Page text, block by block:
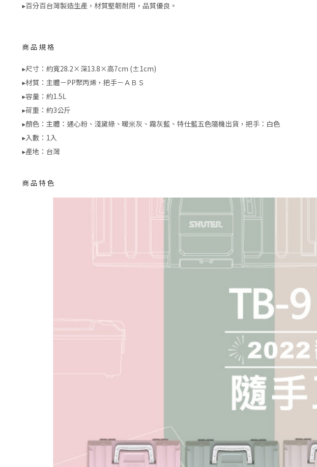
▸百分百台灣製造生產，材質堅韌耐用，品質優良。
商品規格
▸尺寸：約寬28.2×深13.8×高7cm (±1cm)
▸材質：主體－PP聚丙烯，把手－ＡＢＳ
▸容量：約1.5L
▸荷重：約3公斤
▸顏色：主體：通心粉、淺黛綠、暖米灰、霧灰藍、特仕藍五色隨機出貨，把手：白色
▸入數：1入
▸產地：台灣
商品特色